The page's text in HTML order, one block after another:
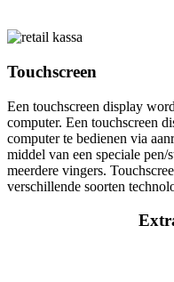
Touchscreen
Een touchscreen display
computer. Een touchscreen
computer te bedienen via
middel van een speciale
meerdere vingers.
verschillende soorten